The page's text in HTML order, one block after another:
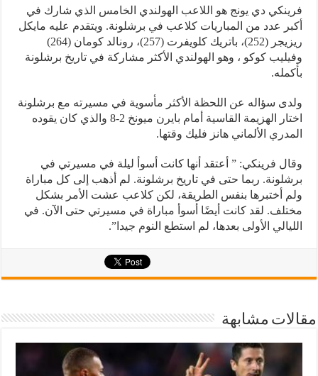
فرينكي دي يونج هو اللاعب الهولندي الخامس الذي شارك في
أكبر عدد من المباريات كلاعب في برشلونة. ويتقدم عليه مايكل
ريزيجر (252)، باتريك كلويفرت (257)، رونالد كومان (264)
وفيليب كوكو ، وهو الهولندي الأكثر مشاركة في تاريخ برشلونة
بأكمله.
ولدى سؤاله عن اللحظة الأكثر مأسوية في مسيرته مع برشلونة
اختار الهزيمة القاسية أمام بايرن ميونخ 2-8 والذي كان يقوده
المدري الألماني هانز فليك وقتها.
وقال فرينكي: ” أعتقد أنها كانت أسوأ ليلة في مسيرتي في
برشلونة. ربما حتى في تاريخ برشلونة. لم أذهب إلى كل مباراة
ولم أختبرها بنفس الطريقة، لكن كلاعب عشت الأمر بشكل
مختلف. لقد كانت أيضًا أسوأ مباراة في مسيرتي حتى الآن. في
الليالي الأولى بعدها، لم استطع النوم جيدا”.
مقالات مشابهة